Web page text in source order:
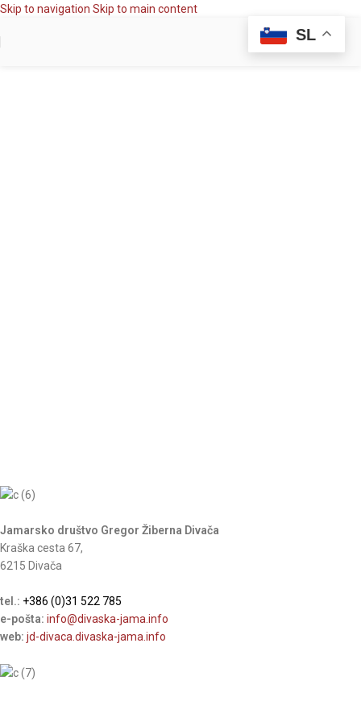
Skip to navigation Skip to main content
Jamarsko društvo Gregor Žiberna Divača
Kraška cesta 67,
6215 Divača
tel.: +386 (0)31 522 785
e-pošta: info@divaska-jama.info
web: jd-divaca.divaska-jama.info
SL